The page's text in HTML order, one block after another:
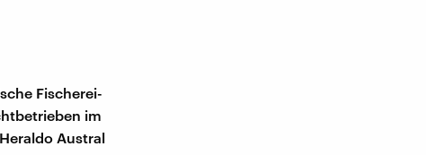
Fischerei-
im
Austral